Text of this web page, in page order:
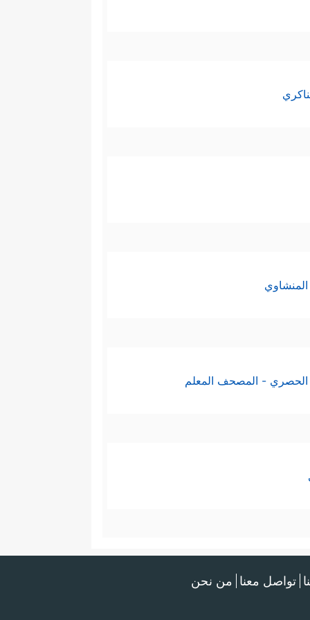
الحصري - المصحف المعلم
تواصل معنا من نحن